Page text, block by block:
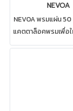
NEVOA
NEVOA พรมแผ่น
แคตตาล็อคพรมเพื่
ใจ สามารถปูได้ทุก